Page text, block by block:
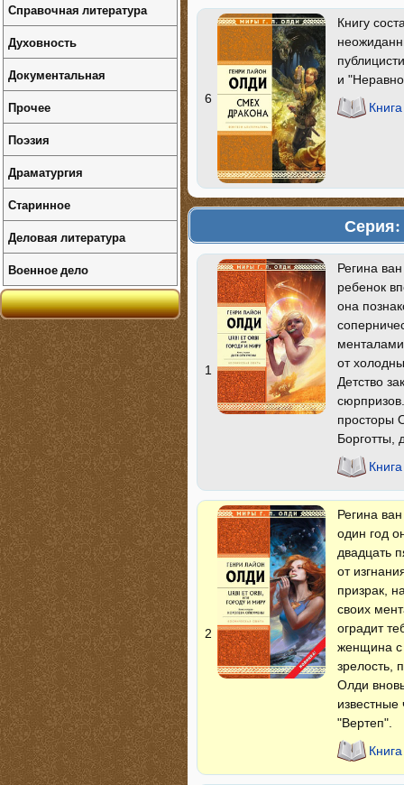
6
Книгу
и
Серия:
1
Регина
ребенок
она
от
Детство
просторы
Борготты,
2
Регина
один год
двадцать
от
призрак,
своих
оградит
женщина с
зрелость,
Олди
"Вертеп".
Справочная литература
Духовность
Документальная
Прочее
Поэзия
Драматургия
Старинное
Деловая литература
Военное дело